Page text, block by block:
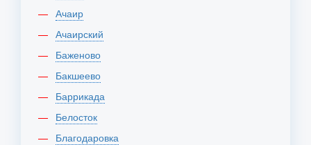
Ачаир
Ачаирский
Баженово
Бакшеево
Баррикада
Белосток
Благодаровка